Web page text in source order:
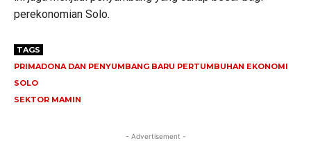
perekonomian Solo.
TAGS
PRIMADONA DAN PENYUMBANG BARU PERTUMBUHAN EKONOMI
SOLO
SEKTOR MAMIN
- Advertisement -